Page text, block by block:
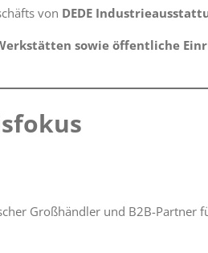
von DEDE
sowie öffentliche
Großhändler und B2B-Partner